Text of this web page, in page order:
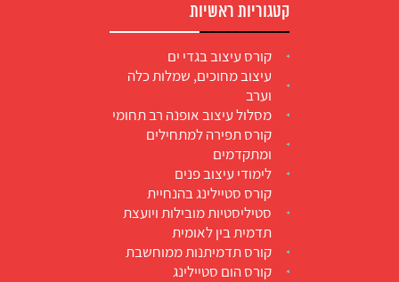
קטגוריות ראשיות
קורס עיצוב בגדי ים
עיצוב מחוכים, שמלות כלה
וערב
מסלול עיצוב אופנה רב תחומי
קורס תפירה למתחילים
ומתקדמים
לימודי עיצוב פנים
קורס סטיילינג בהנחיית
סטיליסטיות מובילות ויועצת
תדמית בין לאומית
קורס תדמיתנות ממוחשבת
קורס הום סטיילינג